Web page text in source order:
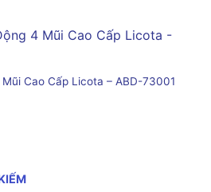
Cao Cấp Licota – ABD-73001